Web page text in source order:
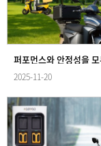
2025-11-20